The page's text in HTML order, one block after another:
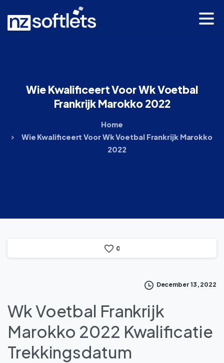
WieKwalificeertVoorWkVoetbal
FrankrijkMarokko2022
Home
Wie Kwalificeert Voor Wk Voetbal Frankrijk Marokko
2022
0
December 13, 2022
Wk Voetbal Frankrijk
Marokko 2022 Kwalificatie
Trekkingsdatum